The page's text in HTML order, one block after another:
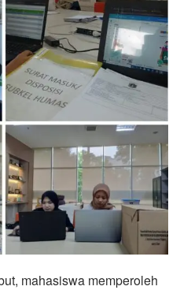
mahasiswa memperoleh